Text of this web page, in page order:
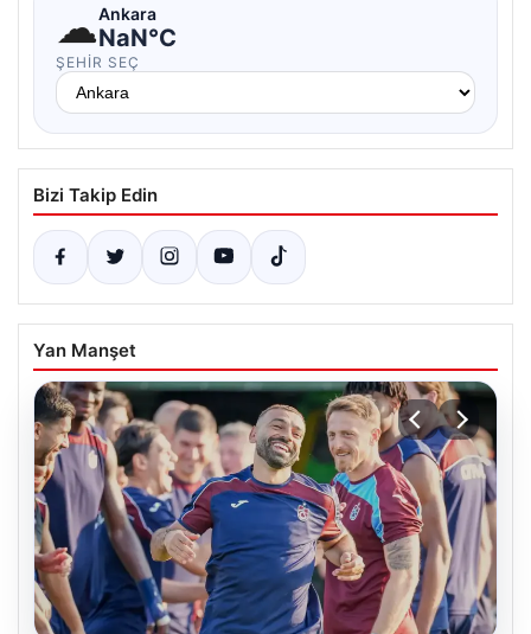
☁Ankara
NaN°C
ŞEHIR SEÇ
Bizi Takip Edin
Yan Manşet